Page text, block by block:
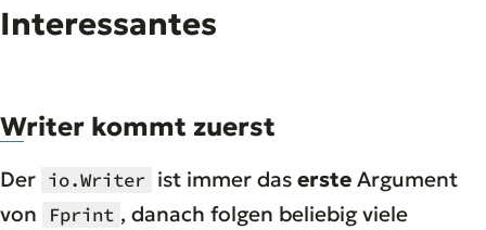
Interessantes
Writer kommt zuerst
Der io.Writer ist immer das erste Argument
von
Fprint , danach folgen beliebig viele